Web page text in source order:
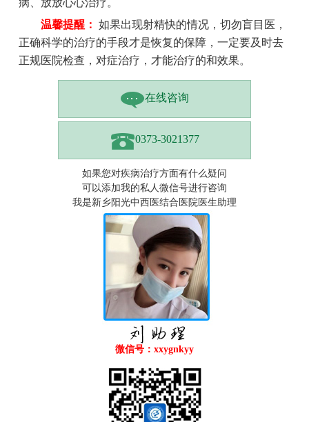
病、放放心心治疗。
温馨提醒： 如果出现射精快的情况，切勿盲目医，
正确科学的治疗的手段才是恢复的保障，一定要及时去
正规医院检查，对症治疗，才能治疗的和效果。
在线咨询
0373-3021377
如果您对疾病治疗方面有什么疑问
可以添加我的私人微信号进行咨询
我是新乡阳光中西医结合医院医生助理
微信号：xxygnkyy